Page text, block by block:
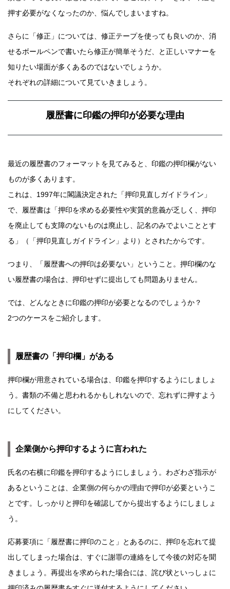
押す必要がなくなったのか、悩んでしまいますね。
さらに「修正」については、修正テープを使っても良いのか、消
せるボールペンで書いたら修正が簡単そうだ、と正しいマナーを
知りたい場面が多くあるのではないでしょうか。
それぞれの詳細について見ていきましょう。
履歴書に印鑑の押印が必要な理由
最近の履歴書のフォーマットを見てみると、印鑑の押印欄がない
ものが多くあります。
これは、1997年に閣議決定された「押印見直しガイドライン」
で、履歴書は「押印を求める必要性や実質的意義が乏しく、押印
を廃止しても支障のないものは廃止し、記名のみでよいこととす
る」（「押印見直しガイドライン」より）とされたからです。
つまり、「履歴書への押印は必要ない」ということ。押印欄のな
い履歴書の場合は、押印せずに提出しても問題ありません。
では、どんなときに印鑑の押印が必要となるのでしょうか？
2つのケースをご紹介します。
履歴書の「押印欄」がある
押印欄が用意されている場合は、印鑑を押印するようにしましょ
う。書類の不備と思われるかもしれないので、忘れずに押すよう
にしてください。
企業側から押印するように言われた
氏名の右横に印鑑を押印するようにしましょう。わざわざ指示が
あるということは、企業側の何らかの理由で押印が必要というこ
とです。しっかりと押印を確認してから提出するようにしましょ
う。
応募要項に「履歴書に押印のこと」とあるのに、押印を忘れて提
出してしまった場合は、すぐに謝罪の連絡をして今後の対応を聞
きましょう。再提出を求められた場合には、詫び状といっしょに